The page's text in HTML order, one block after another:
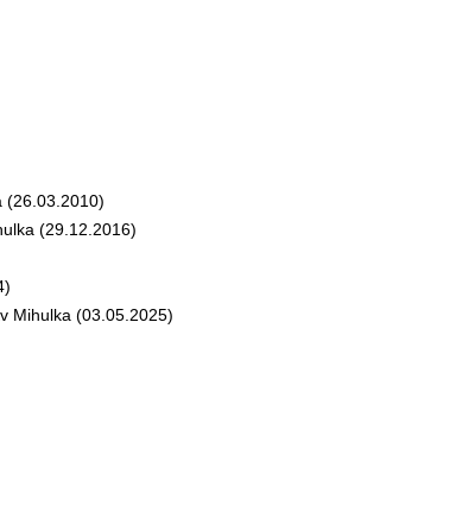
(29.12.2016)
(03.05.2025)